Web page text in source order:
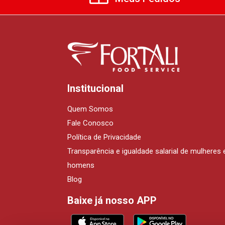
Institucional
Quem Somos
Fale Conosco
Política de Privacidade
Transparência e igualdade salarial de mulheres
homens
Blog
Baixe já nosso APP